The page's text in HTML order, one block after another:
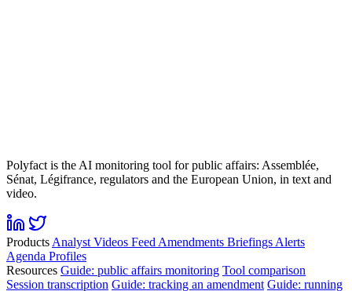
Polyfact is the AI monitoring tool for public affairs: Assemblée,
Sénat, Légifrance, regulators and the European Union, in text and
video.
ProductsAnalyst Videos FeedAmendments BriefingsAlerts
Agenda Profiles
Resources Guide: public affairs monitoring Tool comparison
Session transcription Guide: tracking an amendment Guide: running